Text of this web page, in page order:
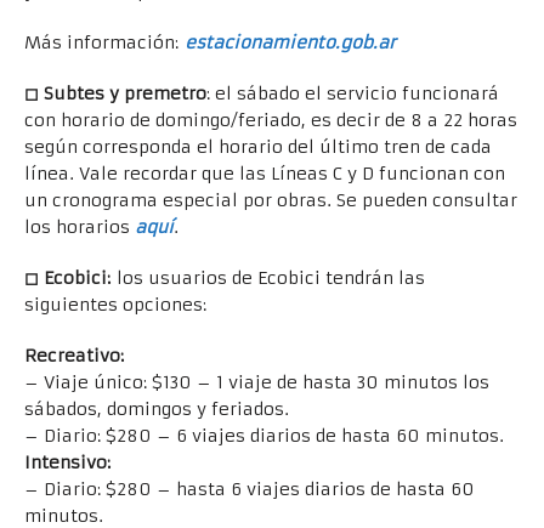
Más información: estacionamiento.gob.ar
◻ Subtes y premetro: el sábado el servicio funcionará
con horario de domingo/feriado, es decir de 8 a 22 horas
según corresponda el horario del último tren de cada
línea. Vale recordar que las Líneas C y D funcionan con
un cronograma especial por obras. Se pueden consultar
los horarios aquí.
◻ Ecobici: los usuarios de Ecobici tendrán las
siguientes opciones:
Recreativo:
– Viaje único: $130 – 1 viaje de hasta 30 minutos los
sábados, domingos y feriados.
– Diario: $280 – 6 viajes diarios de hasta 60 minutos.
Intensivo:
– Diario: $280 – hasta 6 viajes diarios de hasta 60
minutos.